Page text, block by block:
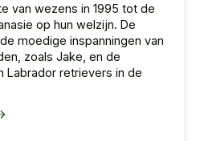
van wezens in 1995 tot de
op hun welzijn. De
moedige inspanningen van
zoals Jake, en de
Labrador retrievers in de